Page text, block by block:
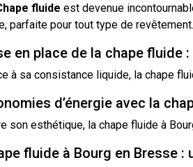
fluide est devenue
parfaite pour tout type de revêtement.
en place de la chape fluide
à sa consistance liquide, la chape
d’énergie avec la
son esthétique, la chape fluide à
fluide à Bourg en Bresse :